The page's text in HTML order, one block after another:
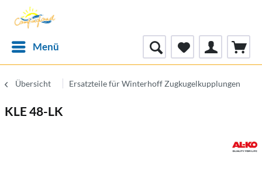
Menü
Übersicht Ersatzteile für Winterhoff Zugkugelkupplungen
KLE 48-LK